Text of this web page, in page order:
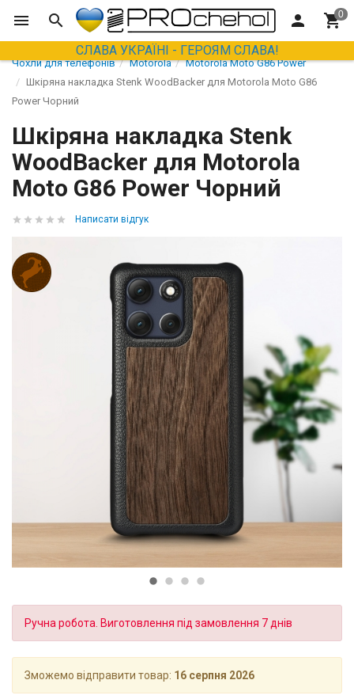
СЛАВА УКРАЇНІ - ГЕРОЯМ СЛАВА!
Чохли для телефонів Motorola
Motorola Moto G86 Power
Шкіряна накладка Stenk WoodBacker для Motorola Moto G86
Power Чорний
Шкіряна накладка Stenk
WoodBacker для Motorola
Moto G86 Power Чорний
Написати відгук
Ручна робота. Виготовлення під замовлення 7 днів
Зможемо відправити товар: 16 серпня 2026